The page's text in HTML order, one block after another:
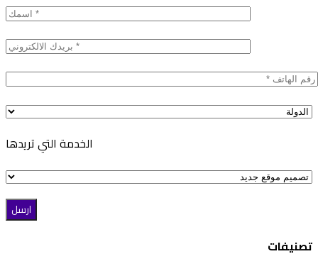
الخدمة التي تريدها
تصنيفات